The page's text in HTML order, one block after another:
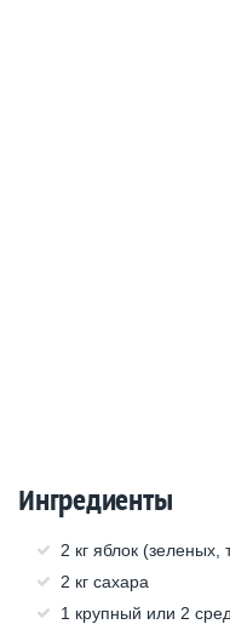
Ингредиенты
2 кг яблок (зеленых,
2 кг сахара
1 крупный или 2